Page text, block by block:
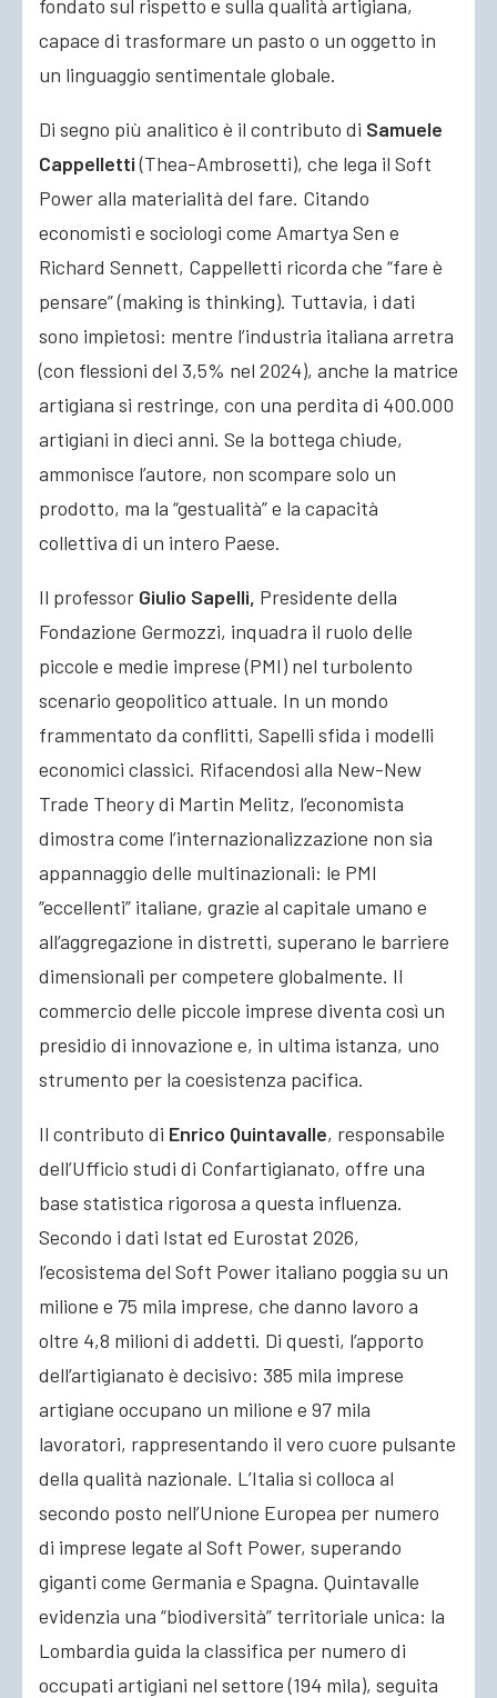
fondato sul rispetto e sulla qualità artigiana,
capace di trasformare un pasto o un oggetto in
un linguaggio sentimentale globale.
Di segno più analitico è il contributo di Samuele
Cappelletti(Thea-Ambrosetti), che lega il Soft
Power alla materialità del fare. Citando
economisti e sociologi come Amartya Sen e
Richard Sennett, Cappelletti ricorda che “fare è
pensare” (making is thinking). Tuttavia, i dati
sono impietosi: mentre l’industria italiana arretra
(con flessioni del 3,5% nel 2024), anche la matrice
artigiana si restringe, con una perdita di 400.000
artigiani in dieci anni. Se la bottega chiude,
ammonisce l’autore, non scompare solo un
prodotto, ma la “gestualità” e la capacità
collettiva di un intero Paese.
Il professor Giulio Sapelli, Presidente della
Fondazione Germozzi, inquadra il ruolo delle
piccole e medie imprese (PMI) nel turbolento
scenario geopolitico attuale. In un mondo
frammentato da conflitti, Sapelli sfida i modelli
economici classici. Rifacendosi alla New-New
Trade Theory di Martin Melitz, l’economista
dimostra come l’internazionalizzazione non sia
appannaggio delle multinazionali: le PMI
“eccellenti” italiane, grazie al capitale umano e
all’aggregazione in distretti, superano le barriere
dimensionali per competere globalmente. Il
commercio delle piccole imprese diventa così un
presidio di innovazione e, in ultima istanza, uno
strumento per la coesistenza pacifica.
Il contributo di Enrico Quintavalle, responsabile
dell’Ufficio studi di Confartigianato, offre una
base statistica rigorosa a questa influenza.
Secondo i dati Istat ed Eurostat 2026,
l’ecosistema del Soft Power italiano poggia su un
milione e 75 mila imprese, che danno lavoro a
oltre 4,8 milioni di addetti. Di questi, l’apporto
dell’artigianato è decisivo: 385 mila imprese
artigiane occupano un milione e 97 mila
lavoratori, rappresentando il vero cuore pulsante
della qualità nazionale. L’Italia si colloca al
secondo posto nell’Unione Europea per numero
di imprese legate al Soft Power, superando
giganti come Germania e Spagna. Quintavalle
evidenzia una “biodiversità” territoriale unica: la
Lombardia guida la classifica per numero di
occupati artigiani nel settore (194 mila), seguita